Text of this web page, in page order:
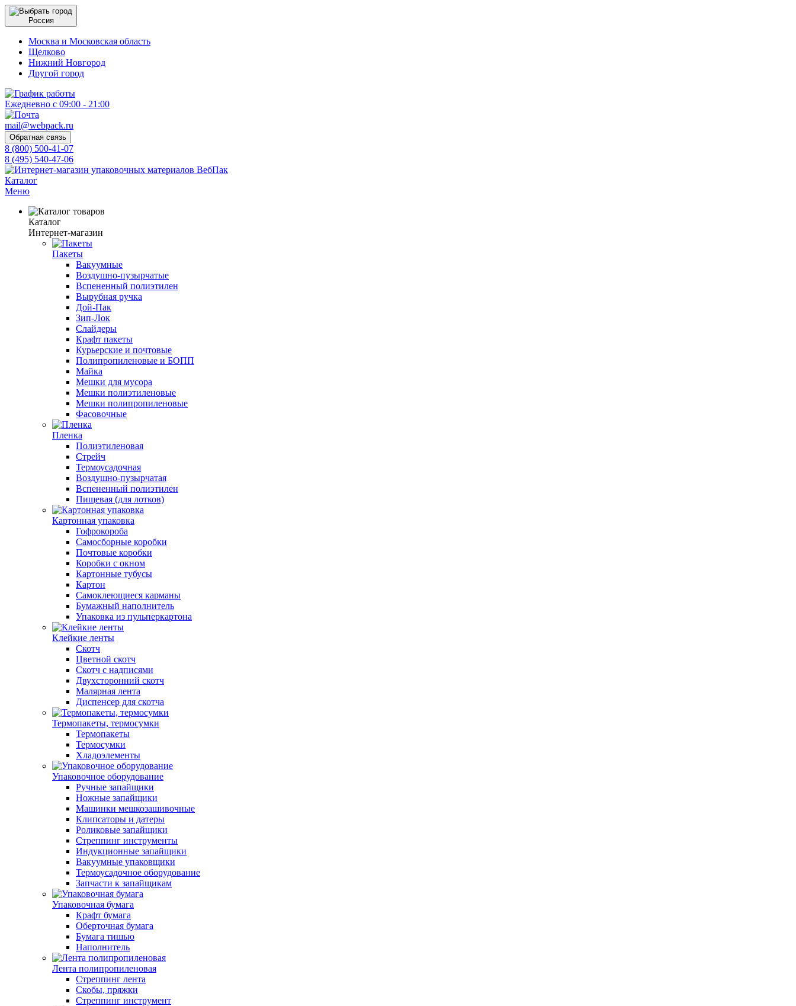
Россия
Москва и Московская область
Щелково
Нижний Новгород
Другой город
Ежедневно с 09:00 - 21:00
mail@webpack.ru
Обратная связь
8 (800) 500-41-07
8 (495) 540-47-06
Каталог
Меню
Каталог
Интернет-магазин
Пакеты
Вакуумные
Воздушно-пузырчатые
Вспененный полиэтилен
Вырубная ручка
Дой-Пак
Зип-Лок
Слайдеры
Крафт пакеты
Курьерские и почтовые
Полипропиленовые и БОПП
Майка
Мешки для мусора
Мешки полиэтиленовые
Мешки полипропиленовые
Фасовочные
Пленка
Полиэтиленовая
Стрейч
Термоусадочная
Воздушно-пузырчатая
Вспененный полиэтилен
Пищевая (для лотков)
Картонная упаковка
Гофрокороба
Самосборные коробки
Почтовые коробки
Коробки с окном
Картонные тубусы
Картон
Самоклеющиеся карманы
Бумажный наполнитель
Упаковка из пульперкартона
Клейкие ленты
Скотч
Цветной скотч
Скотч с надписями
Двухсторонний скотч
Малярная лента
Диспенсер для скотча
Термопакеты, термосумки
Термопакеты
Термосумки
Хладоэлементы
Упаковочное оборудование
Ручные запайщики
Ножные запайщики
Машинки мешкозашивочные
Клипсаторы и датеры
Роликовые запайщики
Стреппинг инструменты
Индукционные запайщики
Вакуумные упаковщики
Термоусадочное оборудование
Запчасти к запайщикам
Упаковочная бумага
Крафт бумага
Оберточная бумага
Бумага тишью
Наполнитель
Лента полипропиленовая
Стреппинг лента
Скобы, пряжки
Стреппинг инструмент